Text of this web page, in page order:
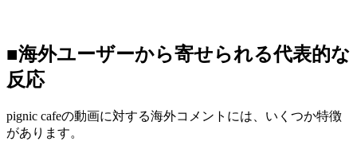
■海外ユーザーから寄せられる代表的な
反応
pignic cafeの動画に対する海外コメントには、いくつか特徴
があります。